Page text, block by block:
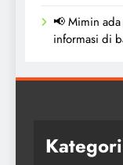
📢 Mimin
informasi di
Kategori